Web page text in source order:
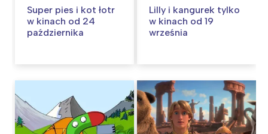
Super pies i kot łotr
w kinach od 24
października
Lilly i kangurek tylko
w kinach od 19
września